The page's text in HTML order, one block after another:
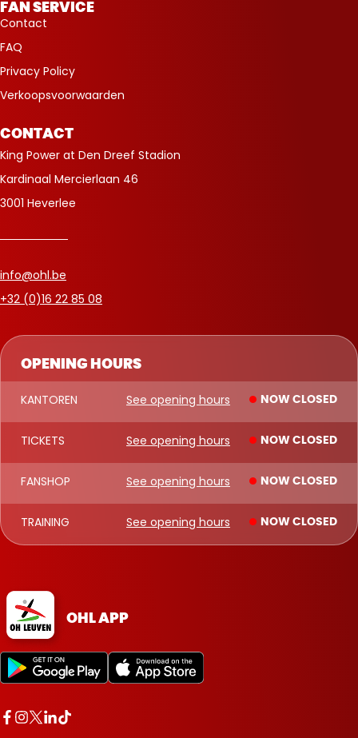
OPENING HOURS
KANTOREN See opening hours NOW CLOSED
TICKETS See opening hours NOW CLOSED
FANSHOP See opening hours NOW CLOSED
TRAINING See opening hours NOW CLOSED
FAN SERVICE
Contact
FAQ
Privacy Policy
Verkoopsvoorwaarden
CONTACT
King Power at Den Dreef Stadion
Kardinaal Mercierlaan 46
3001 Heverlee
info@ohl.be
+32 (0)16 22 85 08
OHL APP